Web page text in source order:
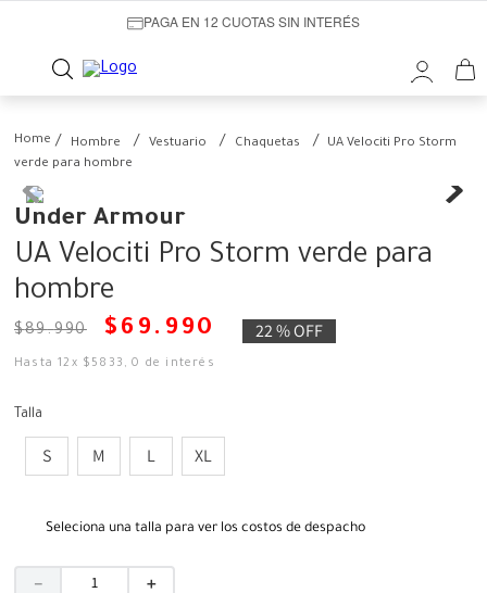
PAGA EN 12 CUOTAS SIN INTERÉS
Hombre Vestuario Chaquetas
UA Velociti Pro Storm
verde para hombre
Under Armour
UA Velociti Pro Storm verde para
hombre
$89.990 $ 69 . 990 22 %OFF
Hasta12 x $ 5833 ,0 de interés
Talla
S M L XL
Seleciona una talla para ver los costos de despacho
＋
－